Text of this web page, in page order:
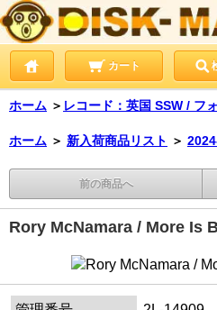
カート
ホーム ＞ レコード：英国 SSW / フ
ホーム ＞ 新入荷商品リスト ＞
前の商品へ
Rory McNamara / More Is